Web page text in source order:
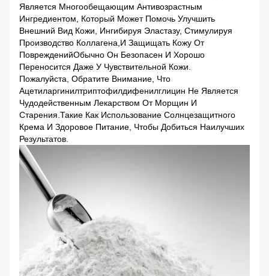
Является Многообещающим Антивозрастным
Ингредиентом, Который Может Помочь Улучшить
Внешний Вид Кожи, Ингибируя Эластазу, Стимулируя
Производство Коллагена,и Защищать Кожу От
ПоврежденийОбычно Он Безопасен И Хорошо
Переносится Даже У Чувствительной Кожи.
Пожалуйста, Обратите Внимание, Что
Ацетиларгинилтриптофилдифенилглицин Не Является
Чудодейственным Лекарством От Морщин И
Старения.такие Как Использование Солнцезащитного
Крема И Здоровое Питание, Чтобы Добиться Наилучших
Результатов.